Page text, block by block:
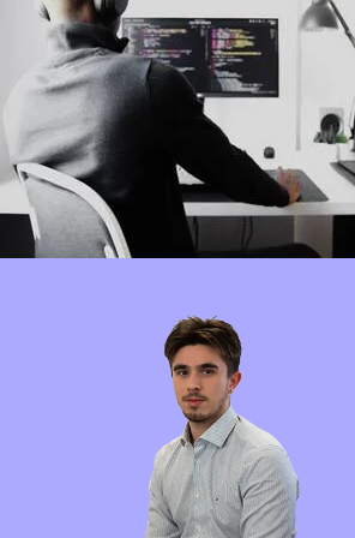
LOÏC
Développeur FullStack
Lire sa bio